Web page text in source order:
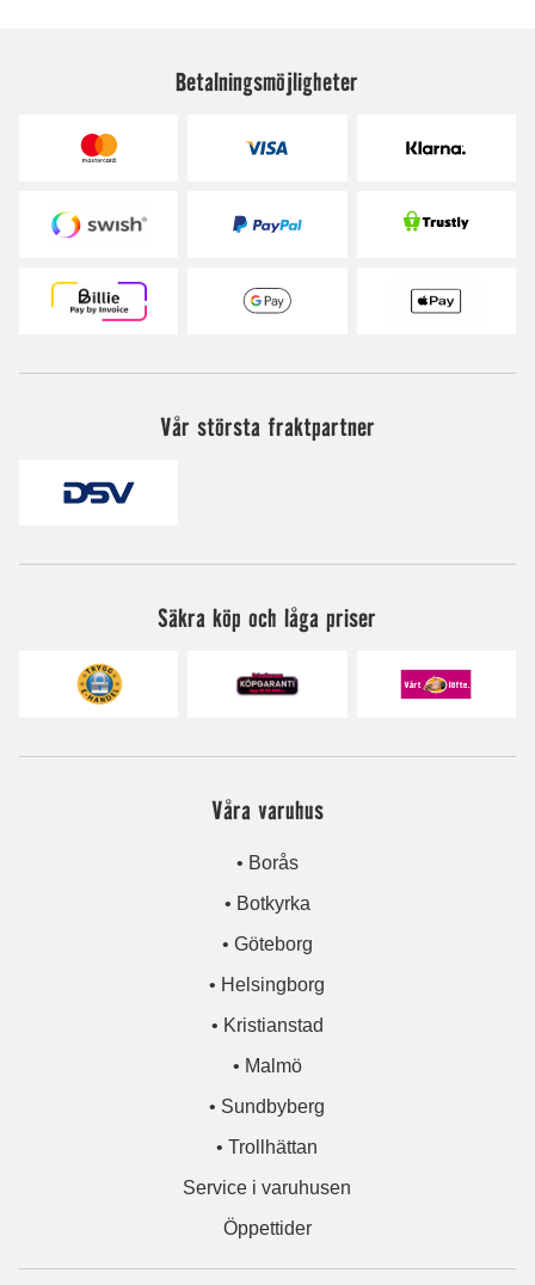
Betalningsmöjligheter
Vår största fraktpartner
Säkra köp och låga priser
Våra varuhus
• Borås
• Botkyrka
• Göteborg
• Helsingborg
• Kristianstad
• Malmö
• Sundbyberg
• Trollhättan
Service i varuhusen
Öppettider